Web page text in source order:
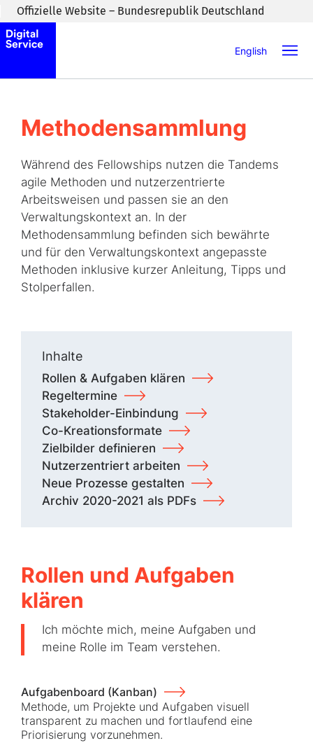
Zum Inhaltsbereich wechseln
Offizielle Website – Bundesrepublik Deutschland
English
Methoden­sammlung
Während des Fellowships nutzen die Tandems
agile Methoden und nutzerzentrierte
Arbeitsweisen und passen sie an den
Verwaltungskontext an. In der
Methodensammlung befinden sich bewährte
und für den Verwaltungskontext angepasste
Methoden inklusive kurzer Anleitung, Tipps und
Stolperfallen.
Inhalte
Rollen & Aufgaben klären
Regeltermine
Stakeholder-Einbindung
Co-Kreationsformate
Zielbilder definieren
Nutzerzentriert arbeiten
Neue Prozesse gestalten
Archiv 2020-2021 als PDFs
Rollen und Aufgaben
klären
Ich möchte mich, meine Aufgaben und
meine Rolle im Team verstehen.
Aufgabenboard (Kanban)
Methode, um Projekte und Aufgaben visuell
transparent zu machen und fortlaufend eine
Priorisierung vorzunehmen.